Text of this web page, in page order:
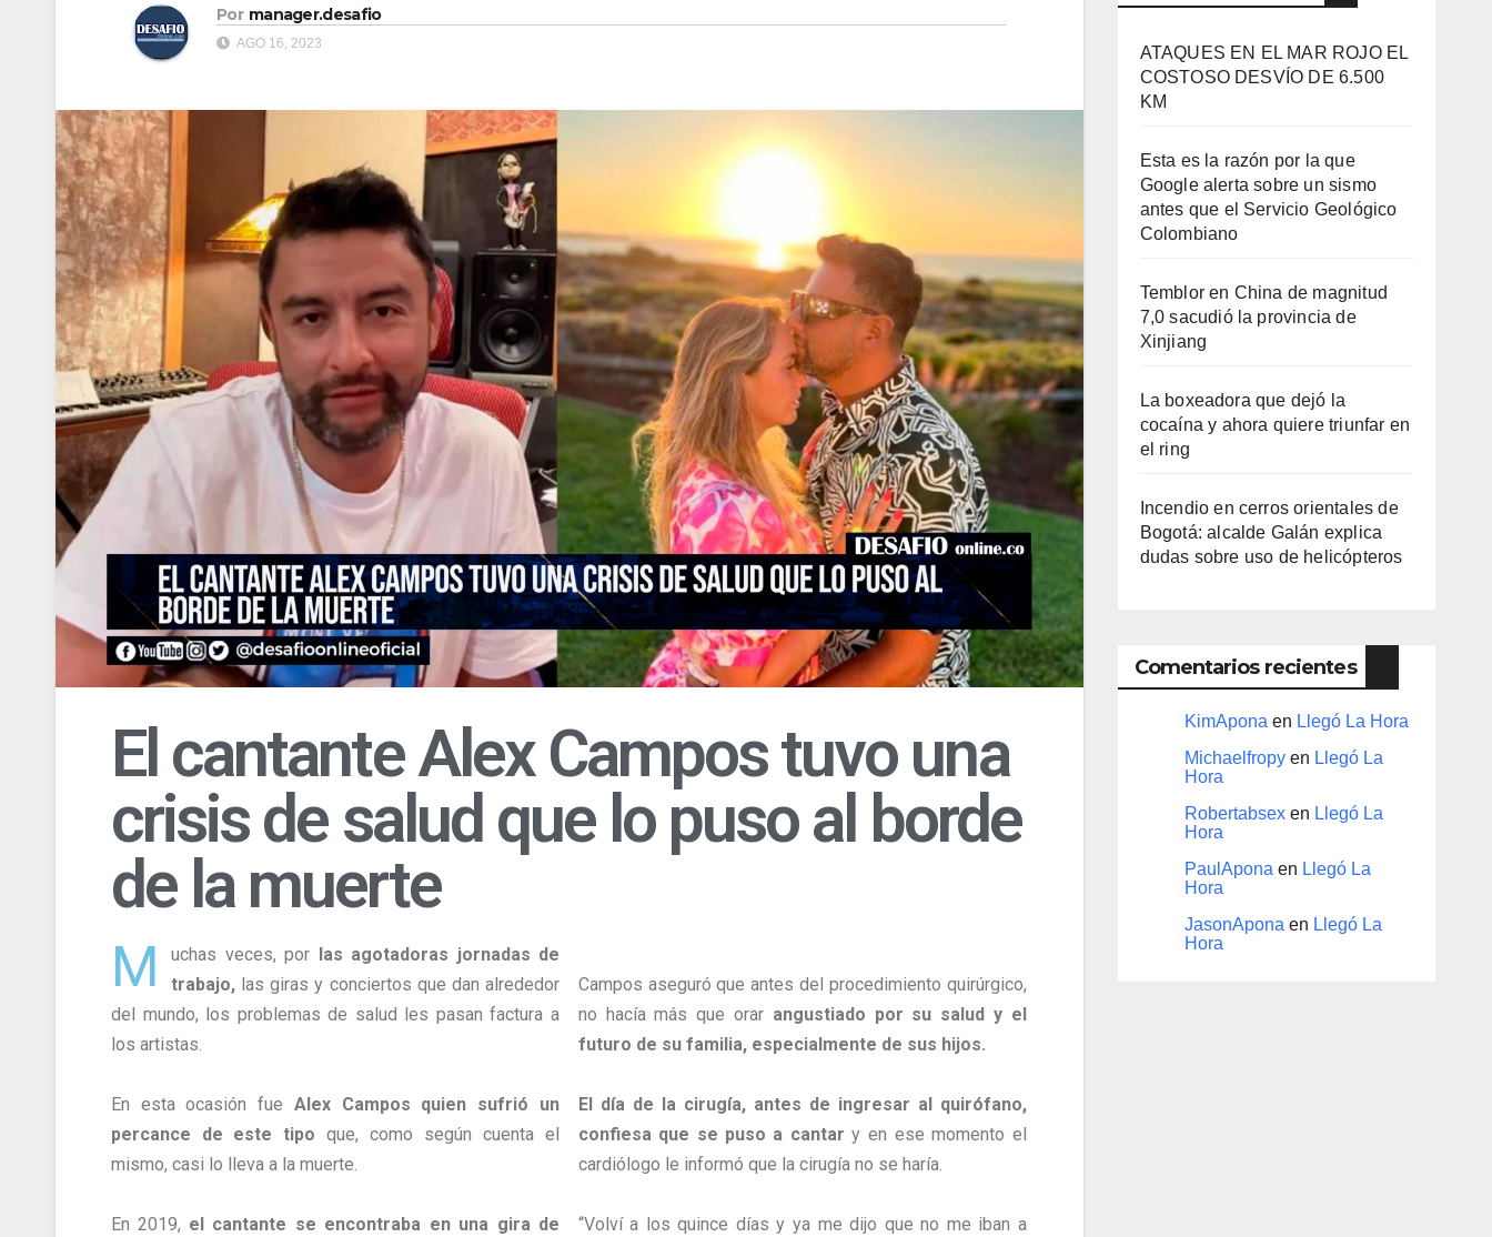
Por manager.desafio
AGO 16, 2023
El cantante Alex Campos tuvo una
crisis de salud que lo puso al borde
de la muerte
M uchas veces, por las agotadoras jornadas de
trabajo, las giras y conciertos que dan alrededor
del mundo, los problemas de salud les pasan factura a
los artistas.
En esta ocasión fue Alex Campos quien sufrió un
percance de este tipo que, como según cuenta el
mismo, casi lo lleva a la muerte.
En 2019, el cantante se encontraba en una gira de
Campos aseguró que antes del procedimiento quirúrgico,
no hacía más que orar angustiado por su salud y el
futuro de su familia, especialmente de sus hijos.
El día de la cirugía, antes de ingresar al quirófano,
confiesa que se puso a cantar y en ese momento el
cardiólogo le informó que la cirugía no se haría.
“Volví a los quince días y ya me dijo que no me iban a
ATAQUES EN EL MAR ROJO EL
COSTOSO DESVÍO DE 6.500
KM
Esta es la razón por la que
Google alerta sobre un sismo
antes que el Servicio Geológico
Colombiano
Temblor en China de magnitud
7,0 sacudió la provincia de
Xinjiang
La boxeadora que dejó la
cocaína y ahora quiere triunfar en
el ring​
Incendio en cerros orientales de
Bogotá: alcalde Galán explica
dudas sobre uso de helicópteros
Comentarios recientes
KimAponaen Llegó La Hora
Michaelfropyen Llegó La
Hora
Robertabsexen Llegó La
Hora
PaulAponaen Llegó La
Hora
JasonAponaen Llegó La
Hora